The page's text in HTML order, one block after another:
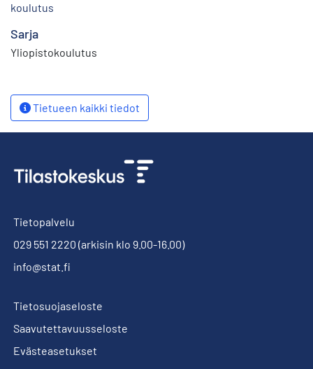
koulutus
Sarja
Yliopistokoulutus
Tietueen kaikki tiedot
Tietopalvelu
029 551 2220 (arkisin klo 9.00-16.00)
info@stat.fi
Tietosuojaseloste
Saavutettavuusseloste
Evästeasetukset